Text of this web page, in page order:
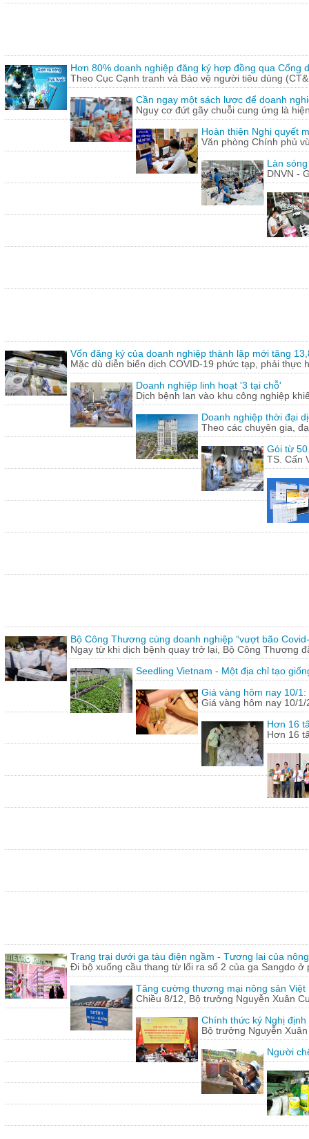
Hơn 80% doanh nghiệp đăng ký hợp đồng qua Cổng
Theo Cục Cạnh tranh và Bảo vệ người tiêu dùng
Cần ngay một sách lược để doanh
Nguy cơ đứt gãy chuỗi cung ứng là
Hoàn thiện Nghị quyết
Văn phòng Chính phủ
Làn
DNVN -
Vốn đăng ký của doanh nghiệp thành lập mới tăng
Mặc dù diễn biến dịch COVID-19 phức tạp, phải thực
Doanh nghiệp linh hoạt '3 tại chỗ'
Dịch bệnh lan vào khu công nghiệp
Doanh nghiệp thời đại
Theo các chuyên gia,
Gói từ
TS. Cấn
Bộ Công Thương cùng doanh nghiệp “vượt bão
Ngay từ khi dịch bệnh quay trở lại, Bộ Công Thương
Seedling Vietnam - Một địa chỉ tạo
Giá vàng hôm nay 10/
Giá vàng hôm nay 10/
Hơn 16
Hơn 16
Trang trại dưới ga tàu điện ngầm - Tương lai của
Đi bộ xuống cầu thang từ lối ra số 2 của ga Sangdo ở
Tăng cường thương mại nông sản Việt
Chiều 8/12, Bộ trưởng Nguyễn Xuân
Chính thức ký Nghị
Bộ trưởng Nguyễn
Người